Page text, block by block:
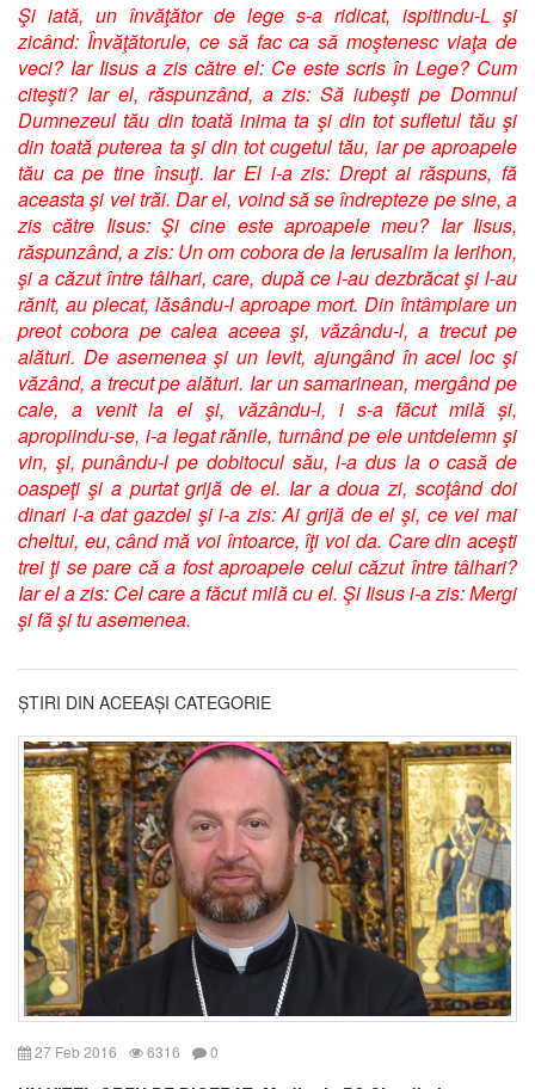
Şi iată, un învăţător de lege s-a ridicat, ispitindu-L şi
zicând: Învăţătorule, ce să fac ca să moştenesc viaţa de
veci? Iar Iisus a zis către el: Ce este scris în Lege? Cum
citeşti? Iar el, răspunzând, a zis: Să iubeşti pe Domnul
Dumnezeul tău din toată inima ta şi din tot sufletul tău şi
din toată puterea ta şi din tot cugetul tău, iar pe aproapele
tău ca pe tine însuţi. Iar El i-a zis: Drept ai răspuns, fă
aceasta şi vei trăi. Dar el, voind să se îndrepteze pe sine, a
zis către Iisus: Şi cine este aproapele meu? Iar Iisus,
răspunzând, a zis: Un om cobora de la Ierusalim la Ierihon,
şi a căzut între tâlhari, care, după ce l-au dezbrăcat şi l-au
rănit, au plecat, lăsându-l aproape mort. Din întâmplare un
preot cobora pe calea aceea şi, văzându-l, a trecut pe
alături. De asemenea şi un levit, ajungând în acel loc şi
văzând, a trecut pe alături. Iar un samarinean, mergând pe
cale, a venit la el şi, văzându-l, i s-a făcut milă și,
apropiindu-se, i-a legat rănile, turnând pe ele untdelemn şi
vin, şi, punându-l pe dobitocul său, l-a dus la o casă de
oaspeţi şi a purtat grijă de el. Iar a doua zi, scoţând doi
dinari i-a dat gazdei şi i-a zis: Ai grijă de el şi, ce vei mai
cheltui, eu, când mă voi întoarce, îţi voi da. Care din aceşti
trei ţi se pare că a fost aproapele celui căzut între tâlhari?
Iar el a zis: Cel care a făcut milă cu el. Şi Iisus i-a zis: Mergi
şi fă şi tu asemenea.
ȘTIRI DIN ACEEAȘI CATEGORIE
27 Feb 2016 6316 0